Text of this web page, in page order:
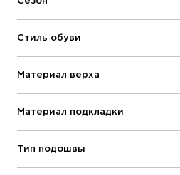
Стиль обуви
Материал верха
Материал подкладки
Тип подошвы